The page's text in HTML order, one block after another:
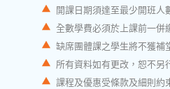
開課日期須達至最少開班人
全數學費必須於上課前一併
缺席團體課之學生將不獲補
所有資料如有更改，恕不另
課程及優惠受條款及細則約